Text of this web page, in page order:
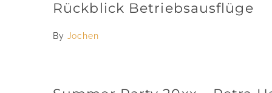
Rückblick Betriebsausflüge
By Jochen